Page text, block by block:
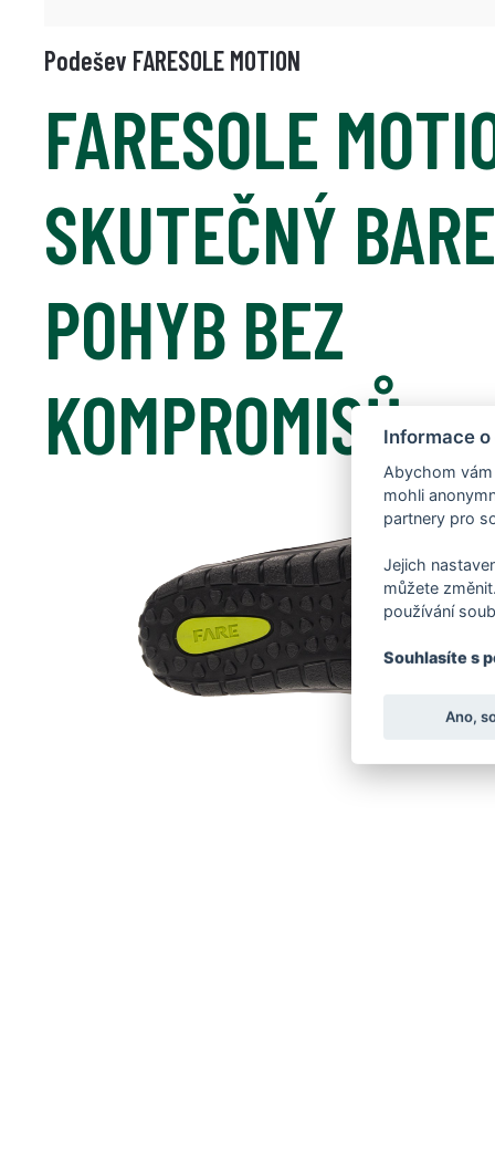
Podešev FARESOLE MOTION
FARESOLE
SKUTEČNÝ
POHYB BEZ
KOMPROMISŮInformace
Abychom
mohli
partnery pro
Jejich
můžete
používání
Souhlasíte s
Ano,